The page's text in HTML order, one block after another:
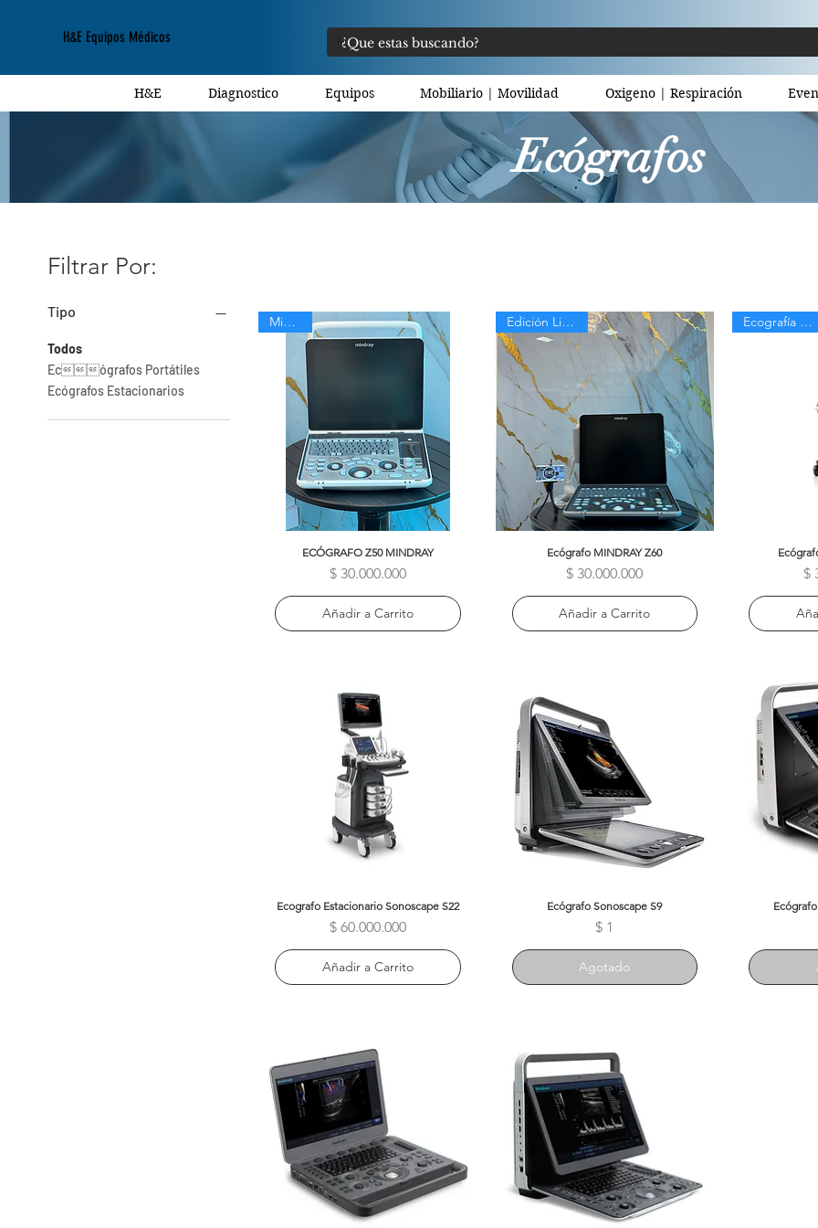
H&E Equipos Médicos
H&E Diagnostico Equipos Mobiliario | Movilidad Oxigeno | Respiración
Ecógrafos
Filtrar Por:
Tipo
Todos
Ecógrafos Portátiles
Ecógrafos Estacionarios
Vista rápida
Mindray
ECÓGRAFO Z50 MINDRAY
Precio
$ 30.000.000
Añadir a Carrito
Vista rápida
Edición Limitada
Ecógrafo MINDRAY Z60
Precio
$ 30.000.000
Añadir a Carrito
Ecografía Mindray
$
Vista rápida
Ecografo Estacionario Sonoscape S22
Precio
$ 60.000.000
Añadir a Carrito
Vista rápida
Ecógrafo Sonoscape S9
Precio
$ 1
Agotado